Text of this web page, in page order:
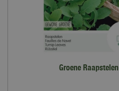
Groene Raapstelen